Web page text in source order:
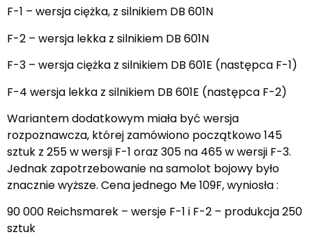
F-1 – wersja ciężka, z silnikiem DB 601N
F-2 – wersja lekka z silnikiem DB 601N
F-3 – wersja ciężka z silnikiem DB 601E (następca F-1)
F-4 wersja lekka z silnikiem DB 601E (następca F-2)
Wariantem dodatkowym miała być wersja
rozpoznawcza, której zamówiono początkowo 145
sztuk z 255 w wersji F-1 oraz 305 na 465 w wersji F-3.
Jednak zapotrzebowanie na samolot bojowy było
znacznie wyższe. Cena jednego Me 109F, wyniosła :
90 000 Reichsmarek – wersje F-1 i F-2 – produkcja 250
sztuk